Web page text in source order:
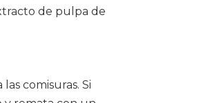
de pulpa de
comisuras. Si